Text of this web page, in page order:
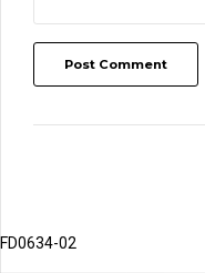
Post Comment
FD0634-02